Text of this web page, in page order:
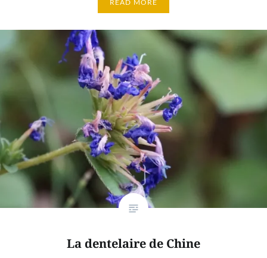
READ MORE
La dentelaire de Chine